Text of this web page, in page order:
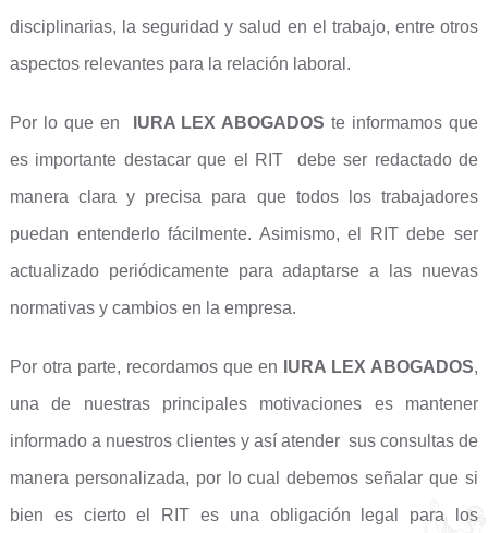
disciplinarias, la seguridad y salud en el trabajo, entre otros
aspectos relevantes para la relación laboral.
Por lo que en IURA LEX ABOGADOS te informamos que
es importante destacar que el RIT debe ser redactado de
manera clara y precisa para que todos los trabajadores
puedan entenderlo fácilmente. Asimismo, el RIT debe ser
actualizado periódicamente para adaptarse a las nuevas
normativas y cambios en la empresa.
Por otra parte, recordamos que en IURA LEX ABOGADOS,
una de nuestras principales motivaciones es mantener
informado a nuestros clientes y así atender sus consultas de
manera personalizada, por lo cual debemos señalar que si
bien es cierto el RIT es una obligación legal para los